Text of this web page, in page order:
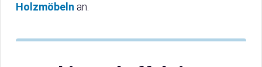
Holzmöbeln an.